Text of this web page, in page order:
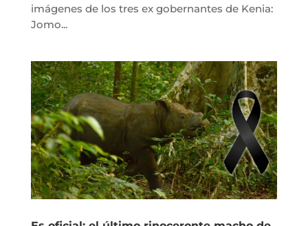
imágenes de los tres ex gobernantes de Kenia:
Jomo...